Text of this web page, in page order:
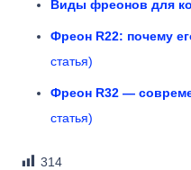
Виды фреонов для
Фреон R22: почему
статья)
Фреон R32 —
статья)
314